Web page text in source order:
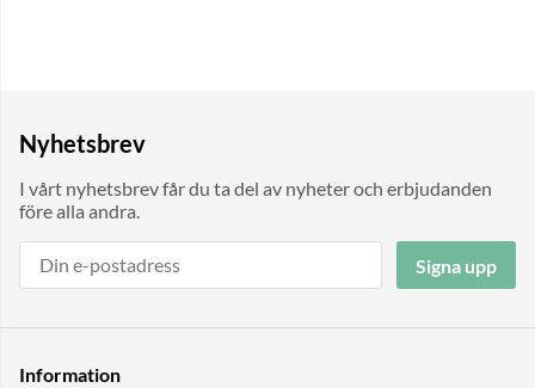
Nyhetsbrev
I vårt nyhetsbrev får du ta del av nyheter och erbjudanden
före alla andra.
Signa upp
Information